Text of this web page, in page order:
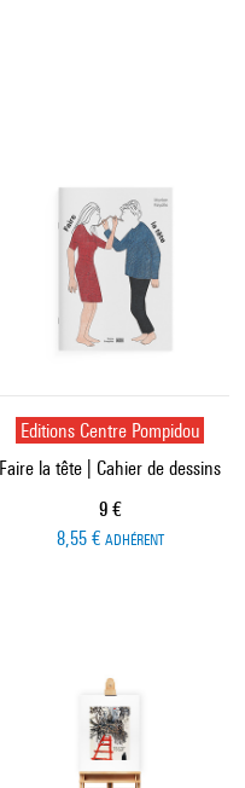
Editions Centre Pompidou
Faire la tête | Cahier de dessins
Prix ​​actuel
9 €
8,55 € ADHÉRENT